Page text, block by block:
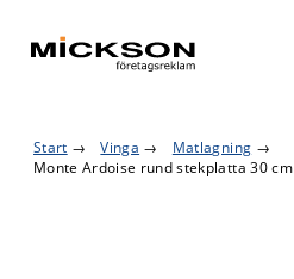
Start → Vinga → Matlagning →
Monte Ardoise rund stekplatta 30 cm